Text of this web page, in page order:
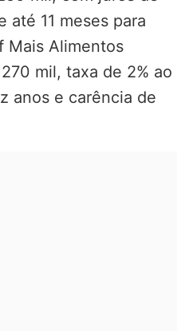
até 11 meses para
Mais Alimentos
mil, taxa de 2% ao
anos e carência de